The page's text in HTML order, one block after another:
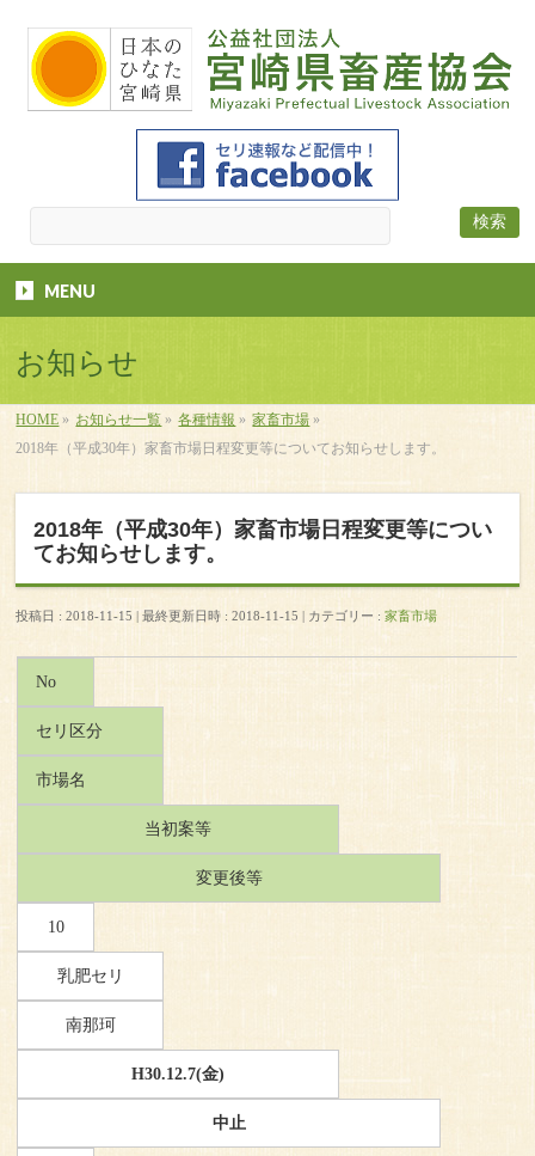
MENU
お知らせ
HOME » お知らせ一覧 » 各種情報 » 家畜市場 »
2018年（平成30年）家畜市場日程変更等についてお知らせします。
2018年（平成30年）家畜市場日程変更等につい
てお知らせします。
投稿日 : 2018-11-15 最終更新日時 : 2018-11-15 カテゴリー :家畜市場
No
セリ区分
市場名
当初案等
変更後等
10
乳肥セリ
南那珂
H30.12.7(金)
中止